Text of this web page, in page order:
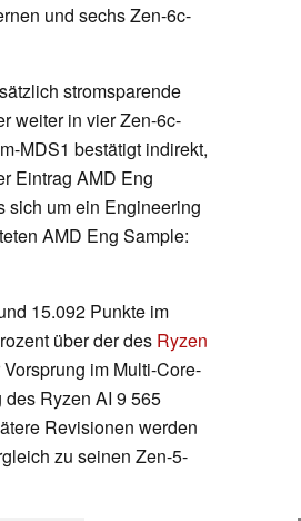
und sechs Zen-6c-
stromsparende
weiter in vier Zen-6c-
MDS1 bestätigt indirekt,
Eintrag AMD Eng
sich um ein Engineering
AMD Eng Sample:
15.092 Punkte im
über der des Ryzen
im Multi-Core-
Ryzen AI 9 565
Revisionen werden
zu seinen Zen-5-